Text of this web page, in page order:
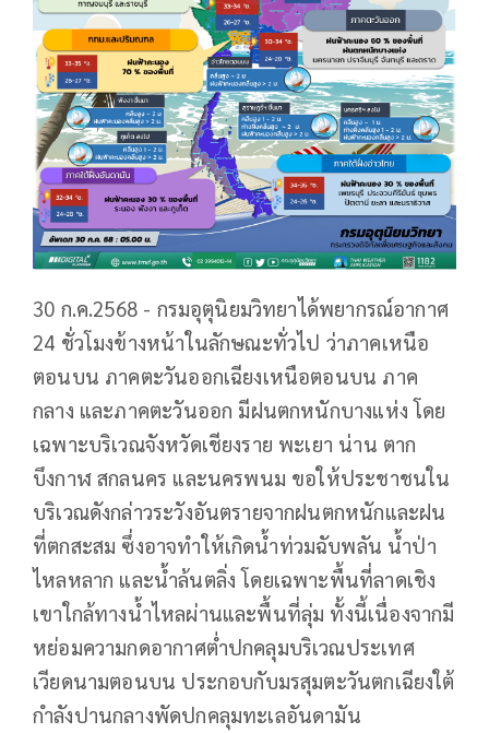
30 ก.ค.2568 - กรมอุตุนิยมวิทยาได้พยากรณ์อากาศ
24 ชั่วโมงข้างหน้าในลักษณะทั่วไป ว่าภาคเหนือ
ตอนบน ภาคตะวันออกเฉียงเหนือตอนบน ภาค
กลาง และภาคตะวันออก มีฝนตกหนักบางแห่ง โดย
เฉพาะบริเวณจังหวัดเชียงราย พะเยา น่าน ตาก
บึงกาฬ สกลนคร และนครพนม ขอให้ประชาชนใน
บริเวณดังกล่าวระวังอันตรายจากฝนตกหนักและฝน
ที่ตกสะสม ซึ่งอาจทำให้เกิดน้ำท่วมฉับพลัน น้ำป่า
ไหลหลาก และน้ำล้นตลิ่ง โดยเฉพาะพื้นที่ลาดเชิง
เขาใกล้ทางน้ำไหลผ่านและพื้นที่ลุ่ม ทั้งนี้เนื่องจากมี
หย่อมความกดอากาศต่ำปกคลุมบริเวณประเทศ
เวียดนามตอนบน ประกอบกับมรสุมตะวันตกเฉียงใต้
กำลังปานกลางพัดปกคลุมทะเลอันดามัน